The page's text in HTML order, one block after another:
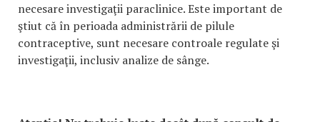
necesare investigaţii paraclinice. Este important de
ştiut că în perioada administrării de pilule
contraceptive, sunt necesare controale regulate şi
investigaţii, inclusiv analize de sânge.